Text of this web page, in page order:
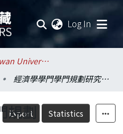
Log In
.National Taiwan University / 國立臺灣大學
經濟學學門學門規劃研究推動計畫
Export Statistics
規劃